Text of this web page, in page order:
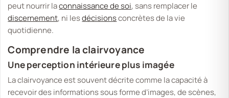
peut nourrir laconnaissance de soi, sans remplacer le
discernement, ni lesdécisionsconcrètes de la vie
quotidienne.
Comprendre la clairvoyance
Une perception intérieure plus imagée
La clairvoyance est souvent décrite comme la capacité à
recevoir des informations sous forme d’images, de scènes,